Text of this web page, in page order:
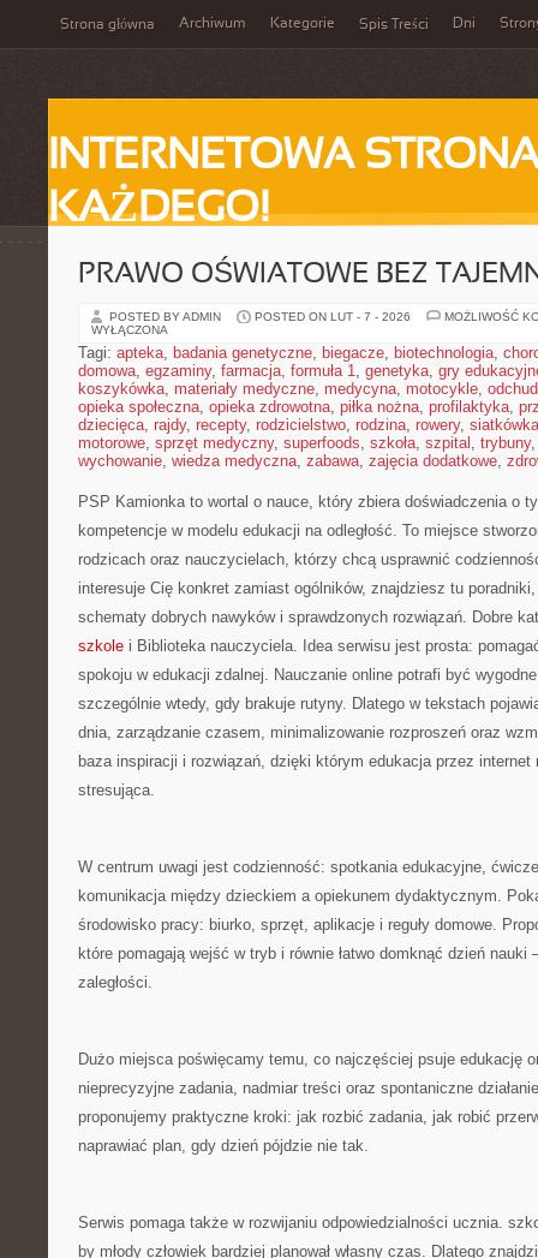
Strona główna Archiwum Kategorie Spis Treści Dni
INTERNETOWA
KAŻDEGO!
PRAWO OŚWIATOWE BEZ
POSTED BY ADMIN POSTED ON LUT - 7 - 2026
MOŻLIWOŚĆ
WYŁĄCZONA
Tagi: apteka, badania genetyczne, biegacze, biotechnologia,
domowa, egzaminy, farmacja, formuła 1, genetyka, gry
koszykówka, materiały medyczne, medycyna, motocykle,
opieka społeczna, opieka zdrowotna, piłka nożna, profilaktyka,
dziecięca, rajdy, recepty, rodzicielstwo, rodzina, rowery, siatkówka
motorowe, sprzęt medyczny, superfoods, szkoła, szpital , trybuny
wychowanie, wiedza medyczna, zabawa, zajęcia dodatkowe,
PSP Kamionka to wortal o nauce, który zbiera doświadczenia o
kompetencje w modelu edukacji na odległość. To miejsce
rodzicach oraz nauczycielach, którzy chcą usprawnić
interesuje Cię konkret zamiast ogólników, znajdziesz tu
schematy dobrych nawyków i sprawdzonych rozwiązań. Dobre
szkole i Biblioteka nauczyciela. Idea serwisu jest prosta:
spokoju w edukacji zdalnej. Nauczanie online potrafi być
szczególnie wtedy, gdy brakuje rutyny. Dlatego w tekstach
dnia, zarządzanie czasem, minimalizowanie rozproszeń oraz
baza inspiracji i rozwiązań, dzięki którym edukacja przez
stresująca.
W centrum uwagi jest codzienność: spotkania edukacyjne,
komunikacja między dzieckiem a opiekunem dydaktycznym.
środowisko pracy: biurko, sprzęt, aplikacje i reguły domowe.
które pomagają wejść w tryb i równie łatwo domknąć dzień nauki
zaległości.
Dużo miejsca poświęcamy temu, co najczęściej psuje edukację
nieprecyzyjne zadania, nadmiar treści oraz spontaniczne
proponujemy praktyczne kroki: jak rozbić zadania, jak robić
naprawiać plan, gdy dzień pójdzie nie tak.
Serwis pomaga także w rozwijaniu odpowiedzialności ucznia.
by młody człowiek bardziej planował własny czas. Dlatego